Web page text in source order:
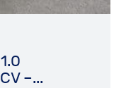
–...